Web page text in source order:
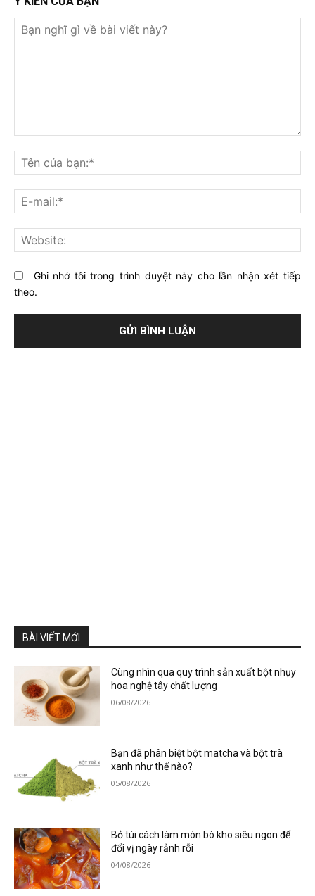
nghĩ
gì
về
bài
viết
này?
Ghi nhớ tôi trong trình duyệt này cho lần nhận xét tiếp
theo.
BÀI VIẾT MỚI
Cùng nhìn qua quy trình sản xuất bột nhụy
hoa nghệ tây chất lượng
06/08/2026
Bạn đã phân biệt bột matcha và bột trà
xanh như thế nào?
05/08/2026
Bỏ túi cách làm món bò kho siêu ngon để
đổi vị ngày rảnh rỗi
04/08/2026